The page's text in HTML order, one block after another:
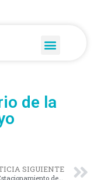
de la
SIGUIENTE
004/10 Estacionamiento de motos